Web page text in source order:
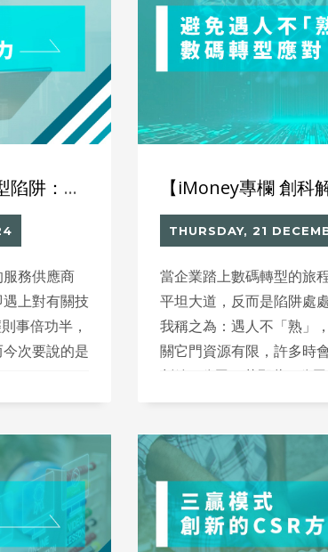
【Recruit 專欄】數碼轉型陷阱：有心無力
務供應商
上對有關技
事倍功半，
次要說的是
THURSDAY, 21
當企業踏上數碼轉型的旅
平坦大道，反而是陷阱處
我稱之為：遇人不「熟」
關它門資源有限，許多時
夠，就會問題叢生。